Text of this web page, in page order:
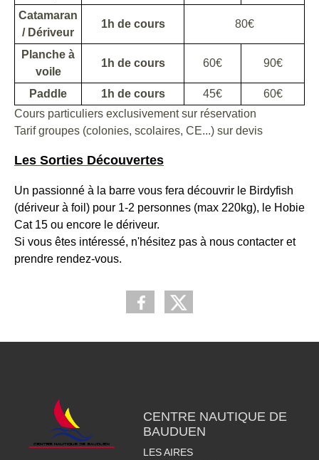
Catamaran
/ Dériveur
1h de cours 80€
Planche à
voile
1h de cours 60€ 90€
Paddle 1h de cours 45€
60€
Cours particuliers exclusivement sur réservation
Tarif groupes (colonies, scolaires, CE...) sur devis
Les Sorties Découvertes
Un passionné à la barre vous fera découvrir le Birdyfish
(dériveur à foil) pour 1-2 personnes (max 220kg), le Hobie
Cat 15 ou encore le dériveur.
Si vous êtes intéressé, n'hésitez pas à nous contacter et
prendre rendez-vous.
CENTRE NAUTIQUE DE
BAUDUEN
LES AIRES